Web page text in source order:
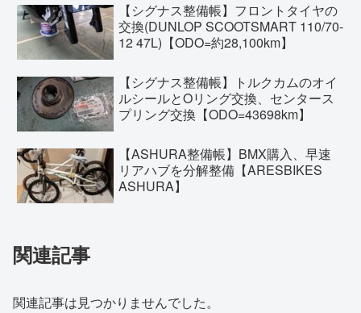
【シグナス整備帳】フロントタイヤの
交換(DUNLOP SCOOTSMART 110/70-
12 47L)【ODO=約28,100km】
【シグナス整備帳】トルクカムのオイ
ルシールとOリング交換、センタース
プリング交換【ODO=43698km】
【ASHURA整備帳】BMX購入、早速
リアハブを分解整備【ARESBIKES
ASHURA】
関連記事
関連記事は見つかりませんでした。